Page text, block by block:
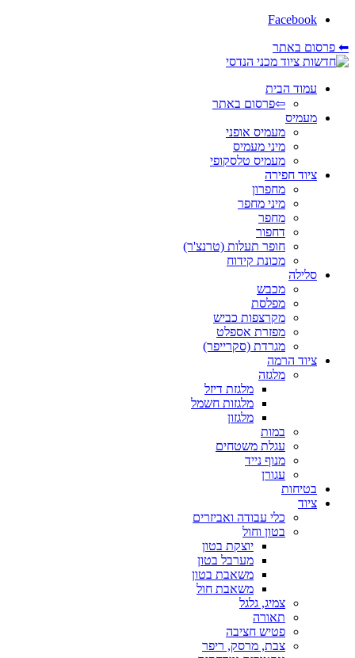
Facebook
⬅ פרסום באתר
עמוד הבית
⇦פרסום באתר
מעמיס
מעמיס אופני
מיני מעמיס
מעמיס טלסקופי
ציוד חפירה
מחפרון
מיני מחפר
מחפר
דחפור
חופר תעלות (טרנצ'ר)
מכונת קידוח
סלילה
מכבש
מפלסת
מקרצפות כביש
מפזרת אספלט
מגרדת (סקרייפר)
ציוד הרמה
מלגזה
מלגזת דיזל
מלגזות חשמל
מלגזון
במות
עגלת משטחים
מנוף נייד
עגורן
בטיחות
ציוד
כלי עבודה ואביזרים
בטון וחול
יוצקת בטון
מערבל בטון
משאבת בטון
משאבת חול
צמיג, גלגל
תאורה
פטיש חציבה
צבת, מרסק, ריפר